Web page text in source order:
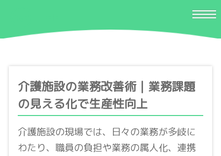
介護施設の業務改善術｜業務課題
の見える化で生産性向上
介護施設の現場では、日々の業務が多岐に
わたり、職員の負担や業務の属人化、連携